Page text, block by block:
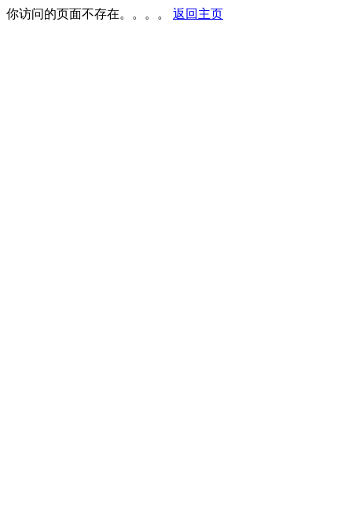
你访问的页面不存在。。。。 返回主页